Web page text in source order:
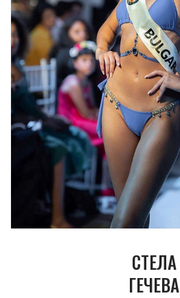
СТЕЛА
ГЕЧЕВА